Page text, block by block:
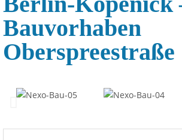
Bauvorhaben
Oberspreestraße